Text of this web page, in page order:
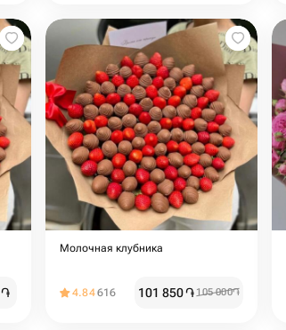
֏
Молочная клубника
4.84616 101 850֏ 105 000֏